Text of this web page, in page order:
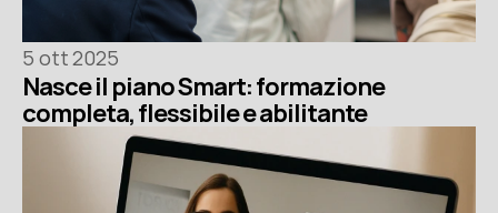
5 ott 2025
Nasce il piano Smart: formazione
completa, flessibile e abilitante